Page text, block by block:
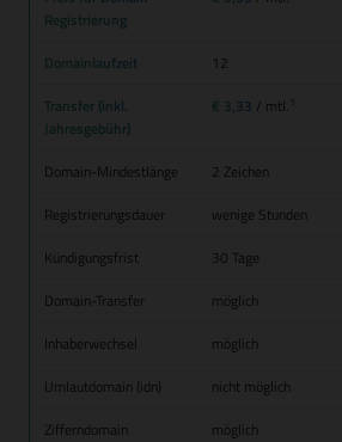
Registrierung
Domainlaufzeit
12
Transfer (inkl.
Jahresgebühr)
€ 3,33 / mtl.
Domain-Mindestlänge
2 Zeichen
Registrierungsdauer
wenige Stunden
Kündigungsfrist
30 Tage
Domain-Transfer
möglich
Inhaberwechsel
möglich
Umlautdomain (idn)
nicht möglich
Zifferndomain
möglich